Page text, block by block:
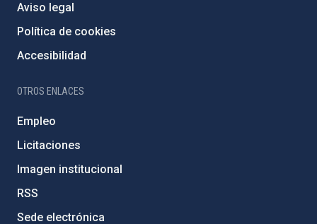
Aviso legal
Política de cookies
Accesibilidad
OTROS ENLACES
Empleo
Licitaciones
Imagen institucional
RSS
Sede electrónica